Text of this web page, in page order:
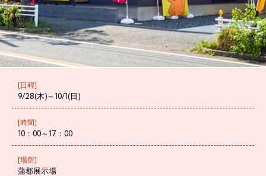
[日程]
9/28(木)～10/1(日)
[時間]
10：00～17：00
[場所]
蒲郡展示場